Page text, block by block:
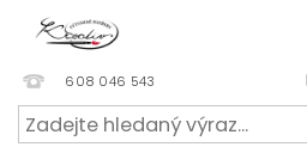
608 046 543